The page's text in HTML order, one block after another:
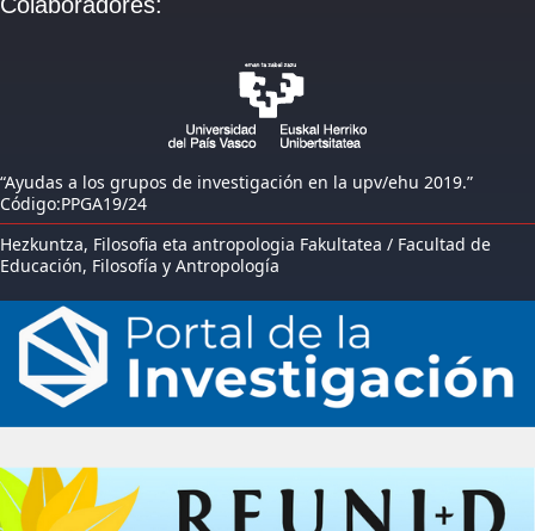
Colaboradores:
“Ayudas a los grupos de investigación en la upv/ehu 2019.”
Código:PPGA19/24
Hezkuntza, Filosofia eta antropologia Fakultatea / Facultad de
Educación, Filosofía y Antropología